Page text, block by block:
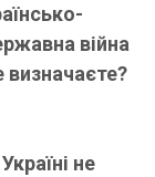
війна
визначаєте?
не